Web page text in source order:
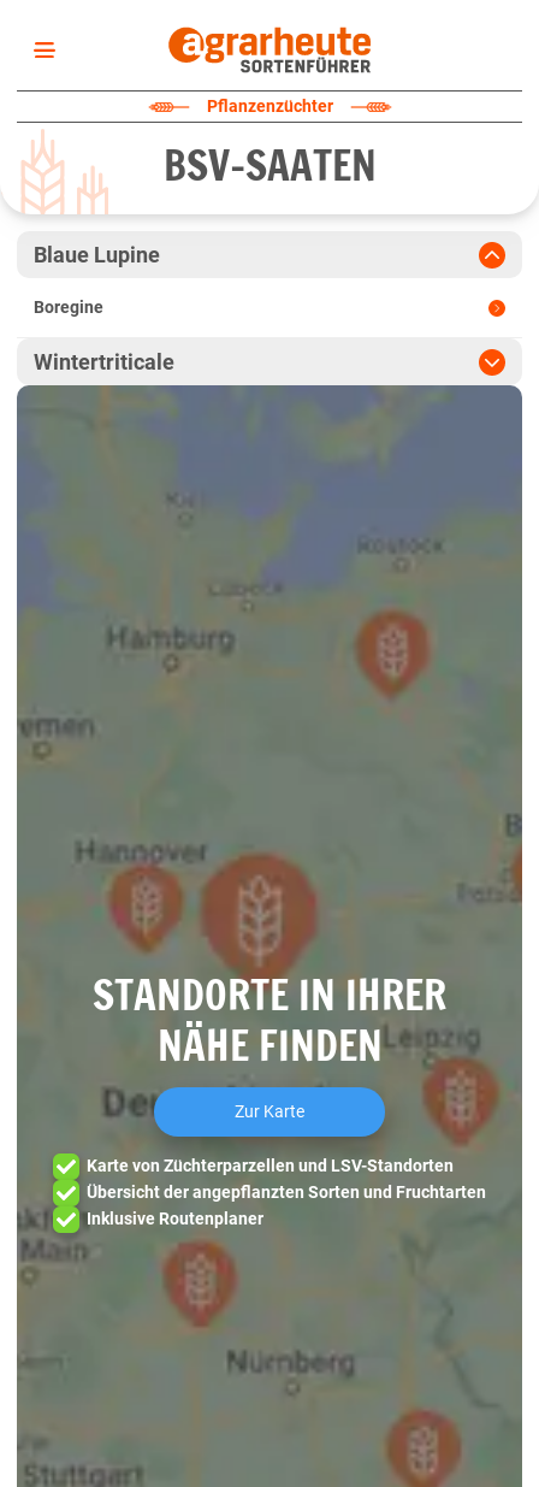
Startseite
Sortenliste
Fruchtarten
Züchter
Erklärungen
Pflanzenzüchter
BSV-SAATEN
Blaue Lupine
Boregine
Wintertriticale
STANDORTE IN IHRER
NÄHE FINDEN
Zur Karte
Karte von Züchterparzellen und LSV-Standorten
Übersicht der angepflanzten Sorten und Fruchtarten
Inklusive Routenplaner